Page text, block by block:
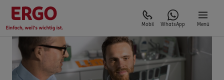
Mobil WhatsApp Menü